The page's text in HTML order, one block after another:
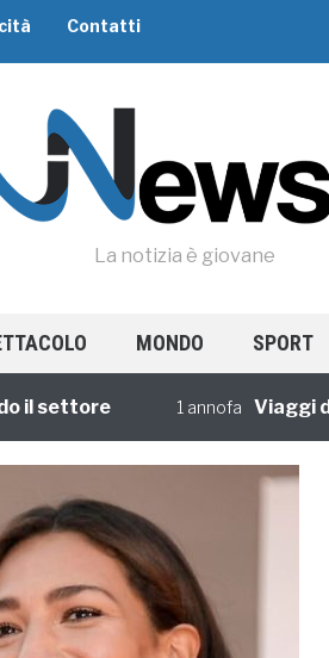
Contatti
La notizia è giovane
MONDO SPORT
1 annofa Viaggi di